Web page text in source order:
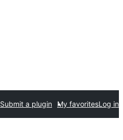
Submit a plugin My favoritesLog in